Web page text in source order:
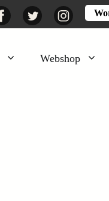
FacebookTwitter Instagram
Webshop